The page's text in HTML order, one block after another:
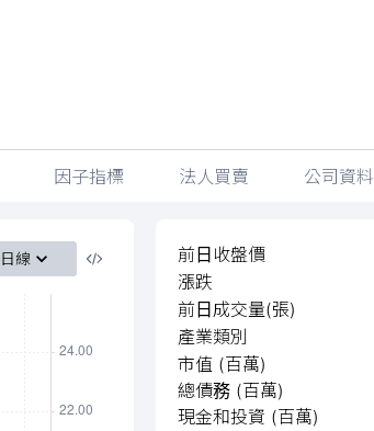
因子指標 法人買賣 公司資料
日線 前日收盤價
漲跌
前日成交量(張)
產業類別
市值 (百萬)
總債務 (百萬)
現金和投資 (百萬)